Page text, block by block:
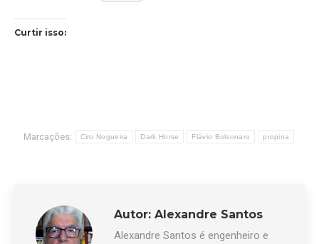
Curtir isso:
Marcações: Ciro Nogueira Dark Horse Flávio Bolsonaro propina
Autor: Alexandre Santos
Alexandre Santos é engenheiro e